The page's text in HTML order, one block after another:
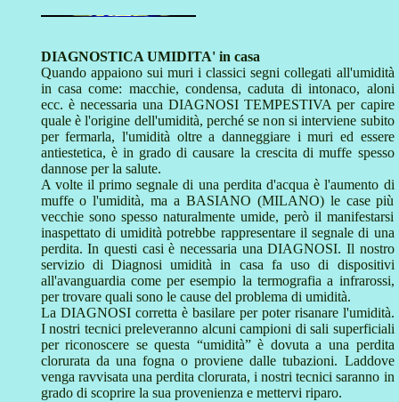
DIAGNOSTICA UMIDITA' in casa
Quando appaiono sui muri i classici segni collegati all'umidità
in casa come: macchie, condensa, caduta di intonaco, aloni
ecc. è necessaria una DIAGNOSI TEMPESTIVA per capire
quale è l'origine dell'umidità, perché se non si interviene subito
per fermarla, l'umidità oltre a danneggiare i muri ed essere
antiestetica, è in grado di causare la crescita di muffe spesso
dannose per la salute.
A volte il primo segnale di una perdita d'acqua è l'aumento di
muffe o l'umidità, ma a BASIANO (MILANO) le case più
vecchie sono spesso naturalmente umide, però il manifestarsi
inaspettato di umidità potrebbe rappresentare il segnale di una
perdita. In questi casi è necessaria una DIAGNOSI. Il nostro
servizio di Diagnosi umidità in casa fa uso di dispositivi
all'avanguardia come per esempio la termografia a infrarossi,
per trovare quali sono le cause del problema di umidità.
La DIAGNOSI corretta è basilare per poter risanare l'umidità.
I nostri tecnici preleveranno alcuni campioni di sali superficiali
per riconoscere se questa “umidità” è dovuta a una perdita
clorurata da una fogna o proviene dalle tubazioni. Laddove
venga ravvisata una perdita clorurata, i nostri tecnici saranno in
grado di scoprire la sua provenienza e mettervi riparo.